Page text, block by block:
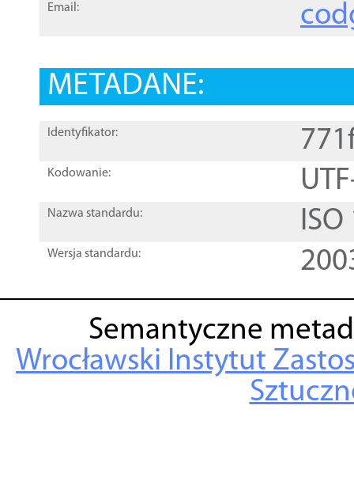
Email:
METADANE:
Identyfikator:
Kodowanie:
Nazwa standardu:
Wersja standardu:
Semantyczne
Wrocławski Instytut